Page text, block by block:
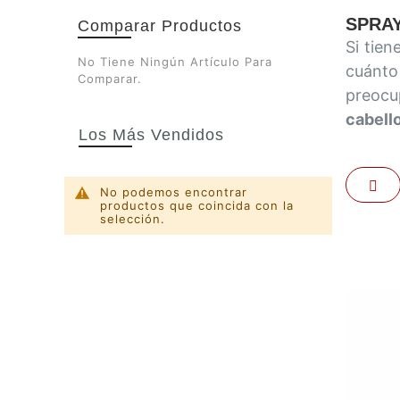
Si
Comparar Productos
No Tiene Ningún Artículo Para
Comparar.
Los Más Vendidos
No podemos encontrar
productos que coincida con la
selección.